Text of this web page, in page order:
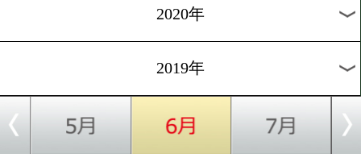
過去のニュース